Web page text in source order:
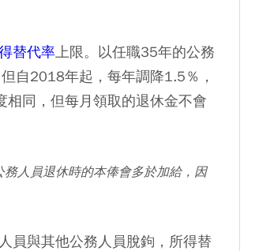
替代率 上限。以任職35年的公務
自2018年起，每年調降1.5％，
同，但每月領取的退休金不會
人員退休時的本俸會多於加給，因
員與其他公務人員脫鉤，所得替